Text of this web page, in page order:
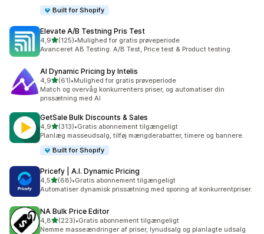
Built for Shopify
Elevate A/B Testning Pris Test
4,9ud af 5 stjerner
(125)
125 anmeldelser i alt
•Mulighed for gratis prøveperiode
Avanceret AB Testing. A/B Test, Price test & Product testing.
AI Dynamic Pricing by Intelis
4,9ud af 5 stjerner
(61)
61 anmeldelser i alt
•Mulighed for gratis prøveperiode
Match og overvåg konkurrenters priser, og automatiser din
prissætning med AI
GetSale Bulk Discounts & Sales
4,9ud af 5 stjerner
(313)
313 anmeldelser i alt
•Gratis abonnement tilgængeligt
Planlæg masseudsalg, tilføj mængderabatter, timere og bannere.
Built for Shopify
Pricefy | A.I. Dynamic Pricing
4,5ud af 5 stjerner
(68)
68 anmeldelser i alt
•Gratis abonnement tilgængeligt
Automatiser dynamisk prissætning med sporing af konkurrentpriser.
NA Bulk Price Editor
4,8ud af 5 stjerner
(223)
223 anmeldelser i alt
•Gratis abonnement tilgængeligt
Nemme masseændringer af priser, lynudsalg og planlagte udsalg